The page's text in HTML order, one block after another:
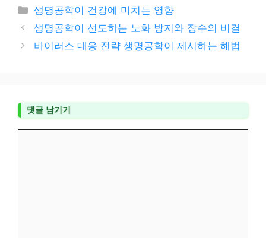
카
테
리
생명공학이 건강에 미치는 영향
생명공학이 선도하는 노화 방지와 장수의 비결
바이러스 대응 전략 생명공학이 제시하는 해법
댓글 남기기